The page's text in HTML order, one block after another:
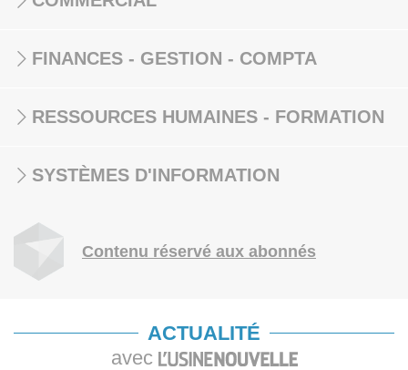
FINANCES - GESTION - COMPTA
RESSOURCES HUMAINES - FORMATION
SYSTÈMES D'INFORMATION
Contenu réservé aux abonnés
ACTUALITÉ
avec